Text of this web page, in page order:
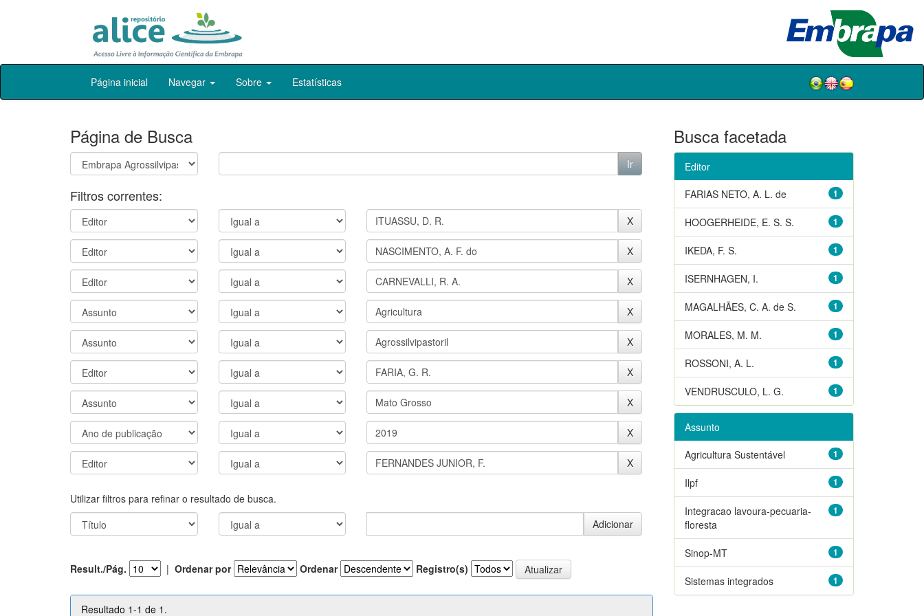
Skip
Página inicial Navegar Sobre Estatísticas
Página de Busca
Filtros correntes:
Utilizar filtros para refinar o resultado de busca.
Result./Pág. | Ordenar por Ordenar Registro(s)
Resultado 1-1 de 1.
Busca facetada
Editor
1
FARIAS NETO, A. L. de
1
HOOGERHEIDE, E. S. S.
1
IKEDA, F. S.
1
ISERNHAGEN, I.
1
MAGALHÃES, C. A. de S.
1
MORALES, M. M.
1
ROSSONI, A. L.
1
VENDRUSCULO, L. G.
Assunto
1
Agricultura Sustentável
1
Ilpf
1
Integracao lavoura-pecuaria-
floresta
1
Sinop-MT
1
Sistemas integrados